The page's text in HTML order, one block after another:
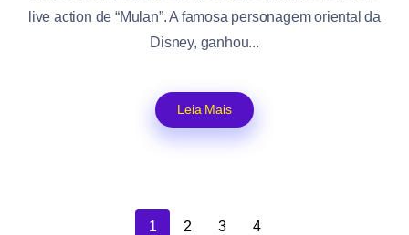
live action de “Mulan”. A famosa personagem oriental da
Disney, ganhou...
Leia Mais
1 2 3 4